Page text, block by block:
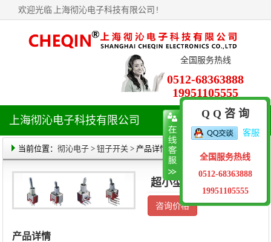
欢迎光临 上海彻沁电子科技有限公司 !
全国服务热线
0512-68363888
19951105555
航
单
上海彻沁电子科技有限公司
当前位置： 彻沁电子> 钮子开关> 产品详情
超小型纽子开关
咨询价格
产品详情
Q Q 咨 询
客服
全国服务热线
0512-68363888
19951105555